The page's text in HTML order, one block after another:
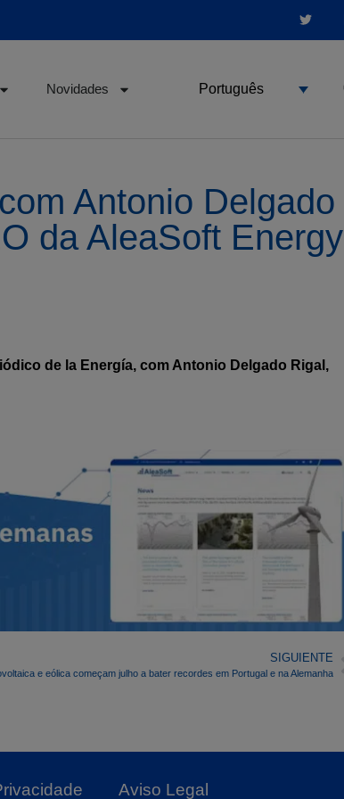
Novidades Português
Antonio Delgado
da AleaSoft Energy
de la Energía, com Antonio Delgado Rigal,
SIGUIENTE
e eólica começam julho a bater recordes em Portugal e na Alemanha
Aviso Legal